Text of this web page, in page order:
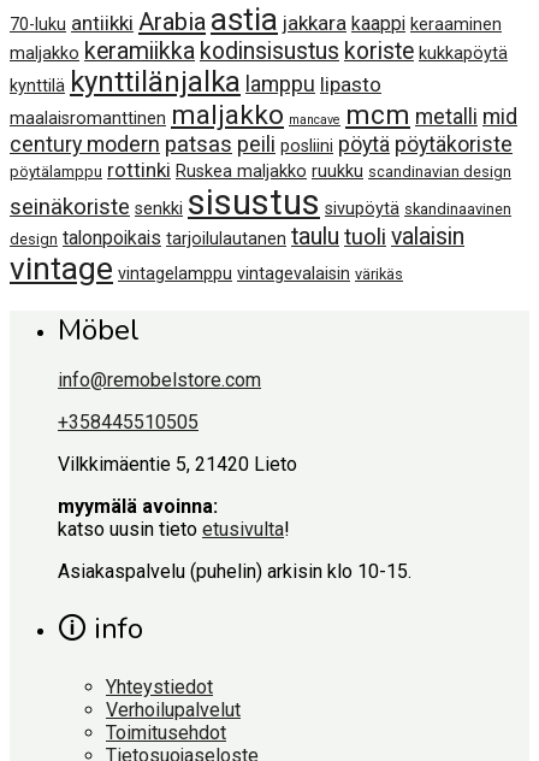
70-luku antiikki Arabia astia jakkara kaappi keraaminen
maljakko keramiikka kodinsisustus koriste kukkapöytä
kynttilä kynttilänjalka lamppu lipasto
maalaisromanttinen maljakko mancave mcm metalli mid
century modern patsas peili posliini pöytä pöytäkoriste
pöytälamppu rottinki Ruskea maljakko ruukku scandinavian design
seinäkoriste senkki sisustus sivupöytä skandinaavinen
design talonpoikais tarjoilulautanen taulu tuoli valaisin
vintage vintagelamppu vintagevalaisin värikäs
Möbel
info@remobelstore.com
+358445510505
Vilkkimäentie 5, 21420 Lieto
myymälä avoinna:
katso uusin tieto etusivulta!
Asiakaspalvelu (puhelin) arkisin klo 10-15.
🛈 info
Yhteystiedot
Verhoilupalvelut
Toimitusehdot
Tietosuojaseloste